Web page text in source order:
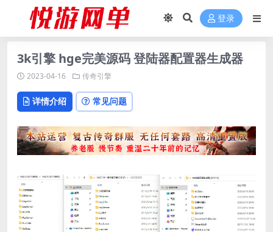
登录
3k引擎 hge完美源码 登陆器配置器生成器
2023-04-16 传奇引擎
详情介绍 常见问题